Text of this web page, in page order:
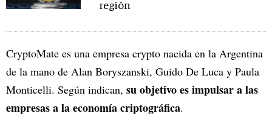
región
CryptoMate es una empresa crypto nacida en la Argentina
de la mano de Alan Boryszanski, Guido De Luca y Paula
Monticelli. Según indican, su objetivo es impulsar a las
empresas a la economía criptográfica.